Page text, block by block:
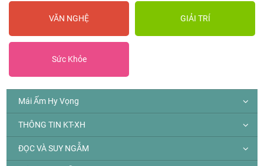
VĂN NGHỆ GIẢI TRÍ
Sức Khỏe
Mái Ấm Hy Vọng
THÔNG TIN KT-XH
ĐỌC VÀ SUY NGẪM